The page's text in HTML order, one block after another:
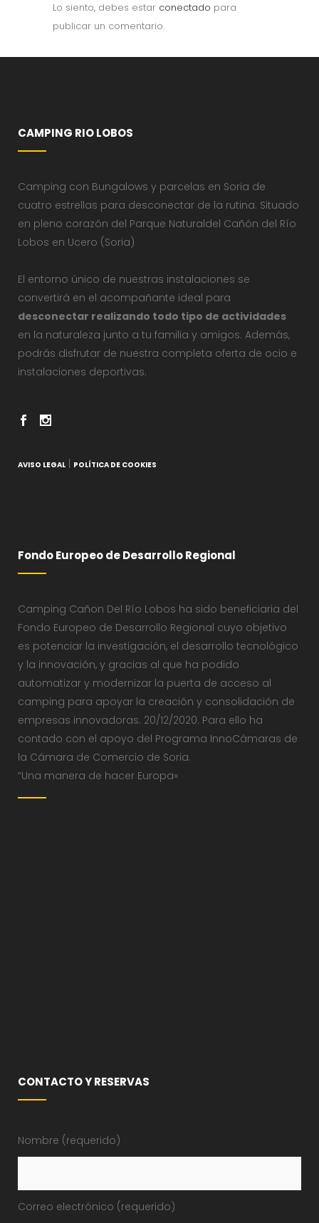
Lo siento, debes estar conectado para
publicar un comentario.
CAMPING RIO LOBOS
Camping con Bungalows y parcelas en Soria de
cuatro estrellas para desconectar de la rutina. Situado
en pleno corazón del Parque Naturaldel Cañón del Río
Lobos en Ucero (Soria)
El entorno único de nuestras instalaciones se
convertirá en el acompañante ideal para
desconectar realizando todo tipo de actividades
en la naturaleza junto a tu familia y amigos. Además,
podrás disfrutar de nuestra completa oferta de ocio e
instalaciones deportivas.
AVISO LEGAL POLÍTICA DE COOKIES
Fondo Europeo de Desarrollo Regional
Camping Cañon Del Río Lobos ha sido beneficiaria del
Fondo Europeo de Desarrollo Regional cuyo objetivo
es potenciar la investigación, el desarrollo tecnológico
y la innovación, y gracias al que ha podido
automatizar y modernizar la puerta de acceso al
camping para apoyar la creación y consolidación de
empresas innovadoras. 20/12/2020. Para ello ha
contado con el apoyo del Programa InnoCámaras de
la Cámara de Comercio de Soria.
“Una manera de hacer Europa»
CONTACTO Y RESERVAS
Nombre (requerido)
Correo electrónico (requerido)